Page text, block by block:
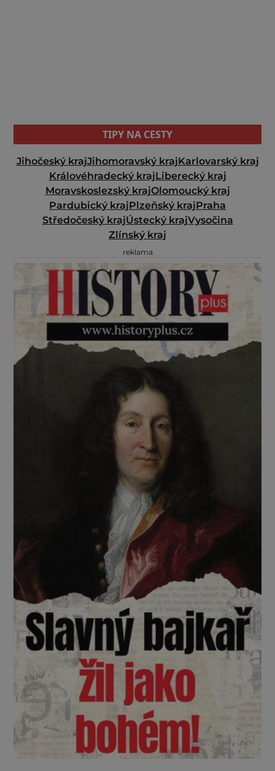
TIPY NA CESTY
Jihočeský krajJihomoravský krajKarlovarský kraj
Královéhradecký krajLiberecký kraj
Moravskoslezský krajOlomoucký kraj
Pardubický krajPlzeňský krajPraha
Středočeský krajÚstecký krajVysočina
Zlínský kraj
reklama